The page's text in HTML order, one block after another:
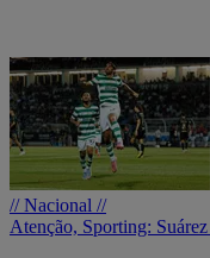
// Nacional //
Atenção, Sporting: